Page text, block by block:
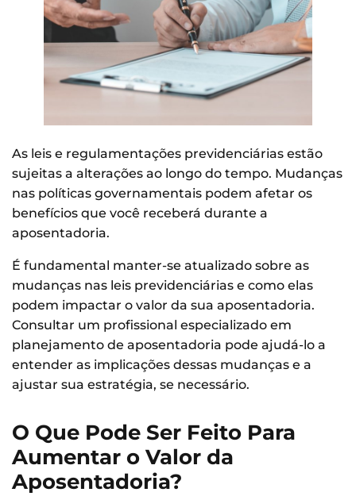
As leis e regulamentações previdenciárias estão
sujeitas a alterações ao longo do tempo. Mudanças
nas políticas governamentais podem afetar os
benefícios que você receberá durante a
aposentadoria.
É fundamental manter-se atualizado sobre as
mudanças nas leis previdenciárias e como elas
podem impactar o valor da sua aposentadoria.
Consultar um profissional especializado em
planejamento de aposentadoria pode ajudá-lo a
entender as implicações dessas mudanças e a
ajustar sua estratégia, se necessário.
O Que Pode Ser Feito Para
Aumentar o Valor da
Aposentadoria?